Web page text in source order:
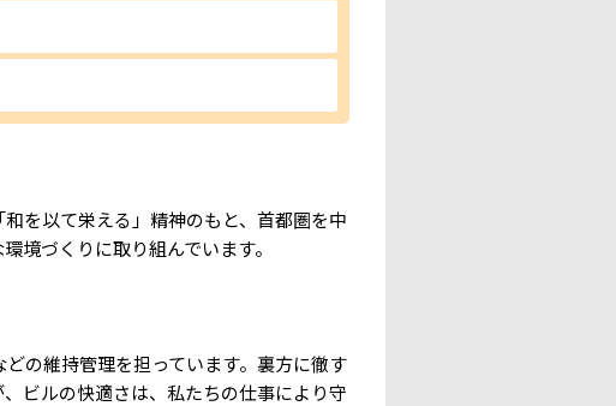
を以て栄える」精神のもと、首都圏を中
境づくりに取り組んでいます。
の維持管理を担っています。裏方に徹す
ビルの快適さは、私たちの仕事により守